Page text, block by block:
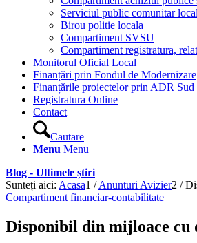
Serviciul public comunitar
Birou politie locala
Compartiment SVSU
Compartiment registratura,
Monitorul Oficial Local
Finanțări prin Fondul de Modernizare
Finanțările proiectelor prin ADR Sud
Registratura Online
Contact
Cautare
Menu Menu
Blog - Ultimele știri
Sunteți aici: Acasa1 / Anunturi Avizier2 /
Compartiment financiar-contabilitate
Disponibil din mijloace cu